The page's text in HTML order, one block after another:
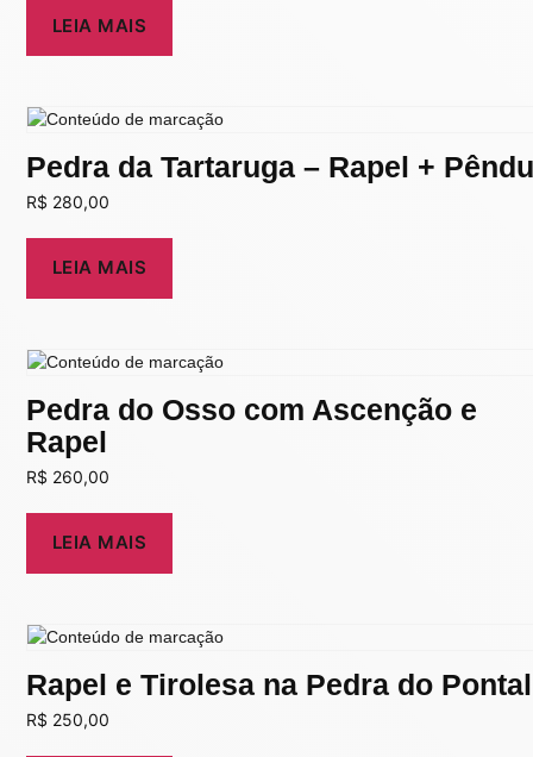
LEIA MAIS
Pedra da Tartaruga – Rapel +
R$ 280,00
LEIA MAIS
Pedra do Osso com Ascenção e
Rapel
R$ 260,00
LEIA MAIS
Rapel e Tirolesa na Pedra do Pontal
R$ 250,00